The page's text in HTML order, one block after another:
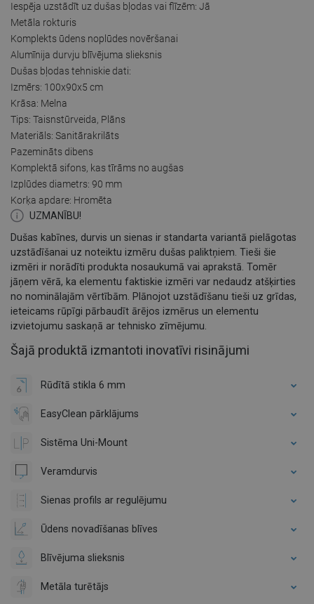
Iespēja uzstādīt uz dušas bļodas vai flīzēm: Jā
Metāla rokturis
Komplekts ūdens noplūdes novēršanai
Alumīnija durvju blīvējuma slieksnis
Dušas bļodas tehniskie dati:
Izmērs: 100x90x5 cm
Krāsa: Melna
Tips: Taisnstūrveida, Plāns
Materiāls: Sanitārakrilāts
Pazemināts dibens
Komplektā sifons, kas tīrāms no augšas
Izplūdes diametrs: 90 mm
Korķa apdare: Hromēta
UZMANĪBU!
Dušas kabīnes, durvis un sienas ir standarta variantā pielāgotas
uzstādīšanai uz noteiktu izmēru dušas paliktņiem. Tieši šie
izmēri ir norādīti produkta nosaukumā vai aprakstā. Tomēr
jāņem vērā, ka elementu faktiskie izmēri var nedaudz atšķirties
no nominālajām vērtībām. Plānojot uzstādīšanu tieši uz grīdas,
ieteicams rūpīgi pārbaudīt ārējos izmērus un elementu
izvietojumu saskaņā ar tehnisko zīmējumu.
Šajā produktā izmantoti inovatīvi risinājumi
Rūdītā stikla 6 mm
EasyClean pārklājums
Sistēma Uni-Mount
Veramdurvis
Sienas profils ar regulējumu
Ūdens novadīšanas blīves
Blīvējuma slieksnis
Metāla turētājs